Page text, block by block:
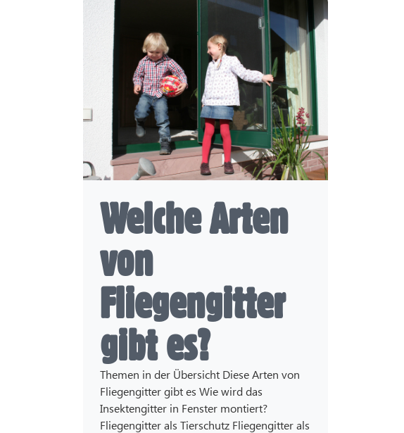
Welche Arten
von
Fliegengitter
gibt es?
Themen in der Übersicht Diese Arten von
Fliegengitter gibt es Wie wird das
Insektengitter in Fenster montiert?
Fliegengitter als Tierschutz Fliegengitter als